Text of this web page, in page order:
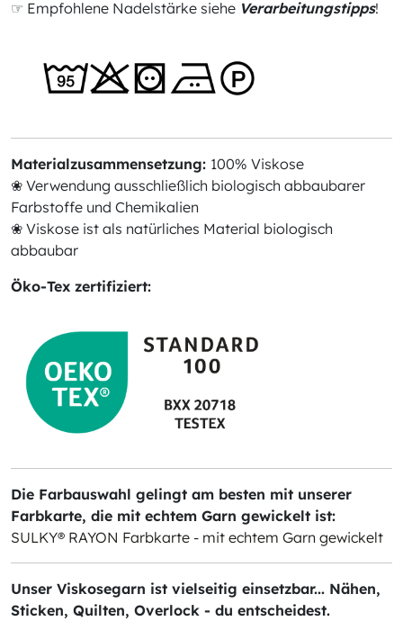
☞ Empfohlene Nadelstärke siehe Verarbeitungstipps!
Materialzusammensetzung: 100% Viskose
❀ Verwendung ausschließlich biologisch abbaubarer
Farbstoffe und Chemikalien
❀ Viskose ist als natürliches Material biologisch
abbaubar
Öko-Tex zertifiziert:
Die Farbauswahl gelingt am besten mit unserer
Farbkarte, die mit echtem Garn gewickelt ist:
SULKY® RAYON Farbkarte - mit echtem Garn gewickelt
Unser Viskosegarn ist vielseitig einsetzbar... Nähen,
Sticken, Quilten, Overlock - du entscheidest.